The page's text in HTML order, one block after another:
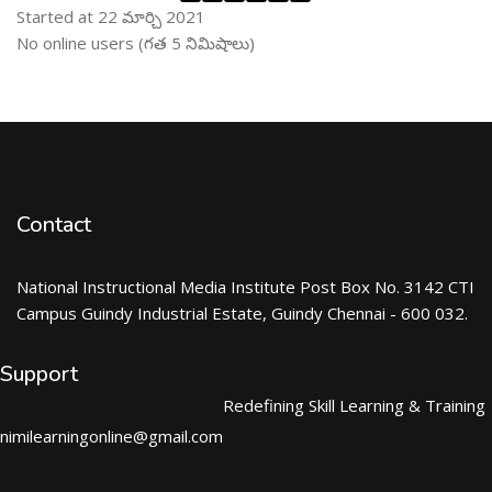
Started at 22 మార్చి 2021
ఆన్ లైను వాడుకరులు ను తప్పించు
No online users (గత 5 నిమిషాలు)
Contact
National Instructional Media Institute Post Box No. 3142 CTI
Campus Guindy Industrial Estate, Guindy Chennai - 600 032.
Support
nimilearningonline@gmail.com
Redefining Skill Learning & Training